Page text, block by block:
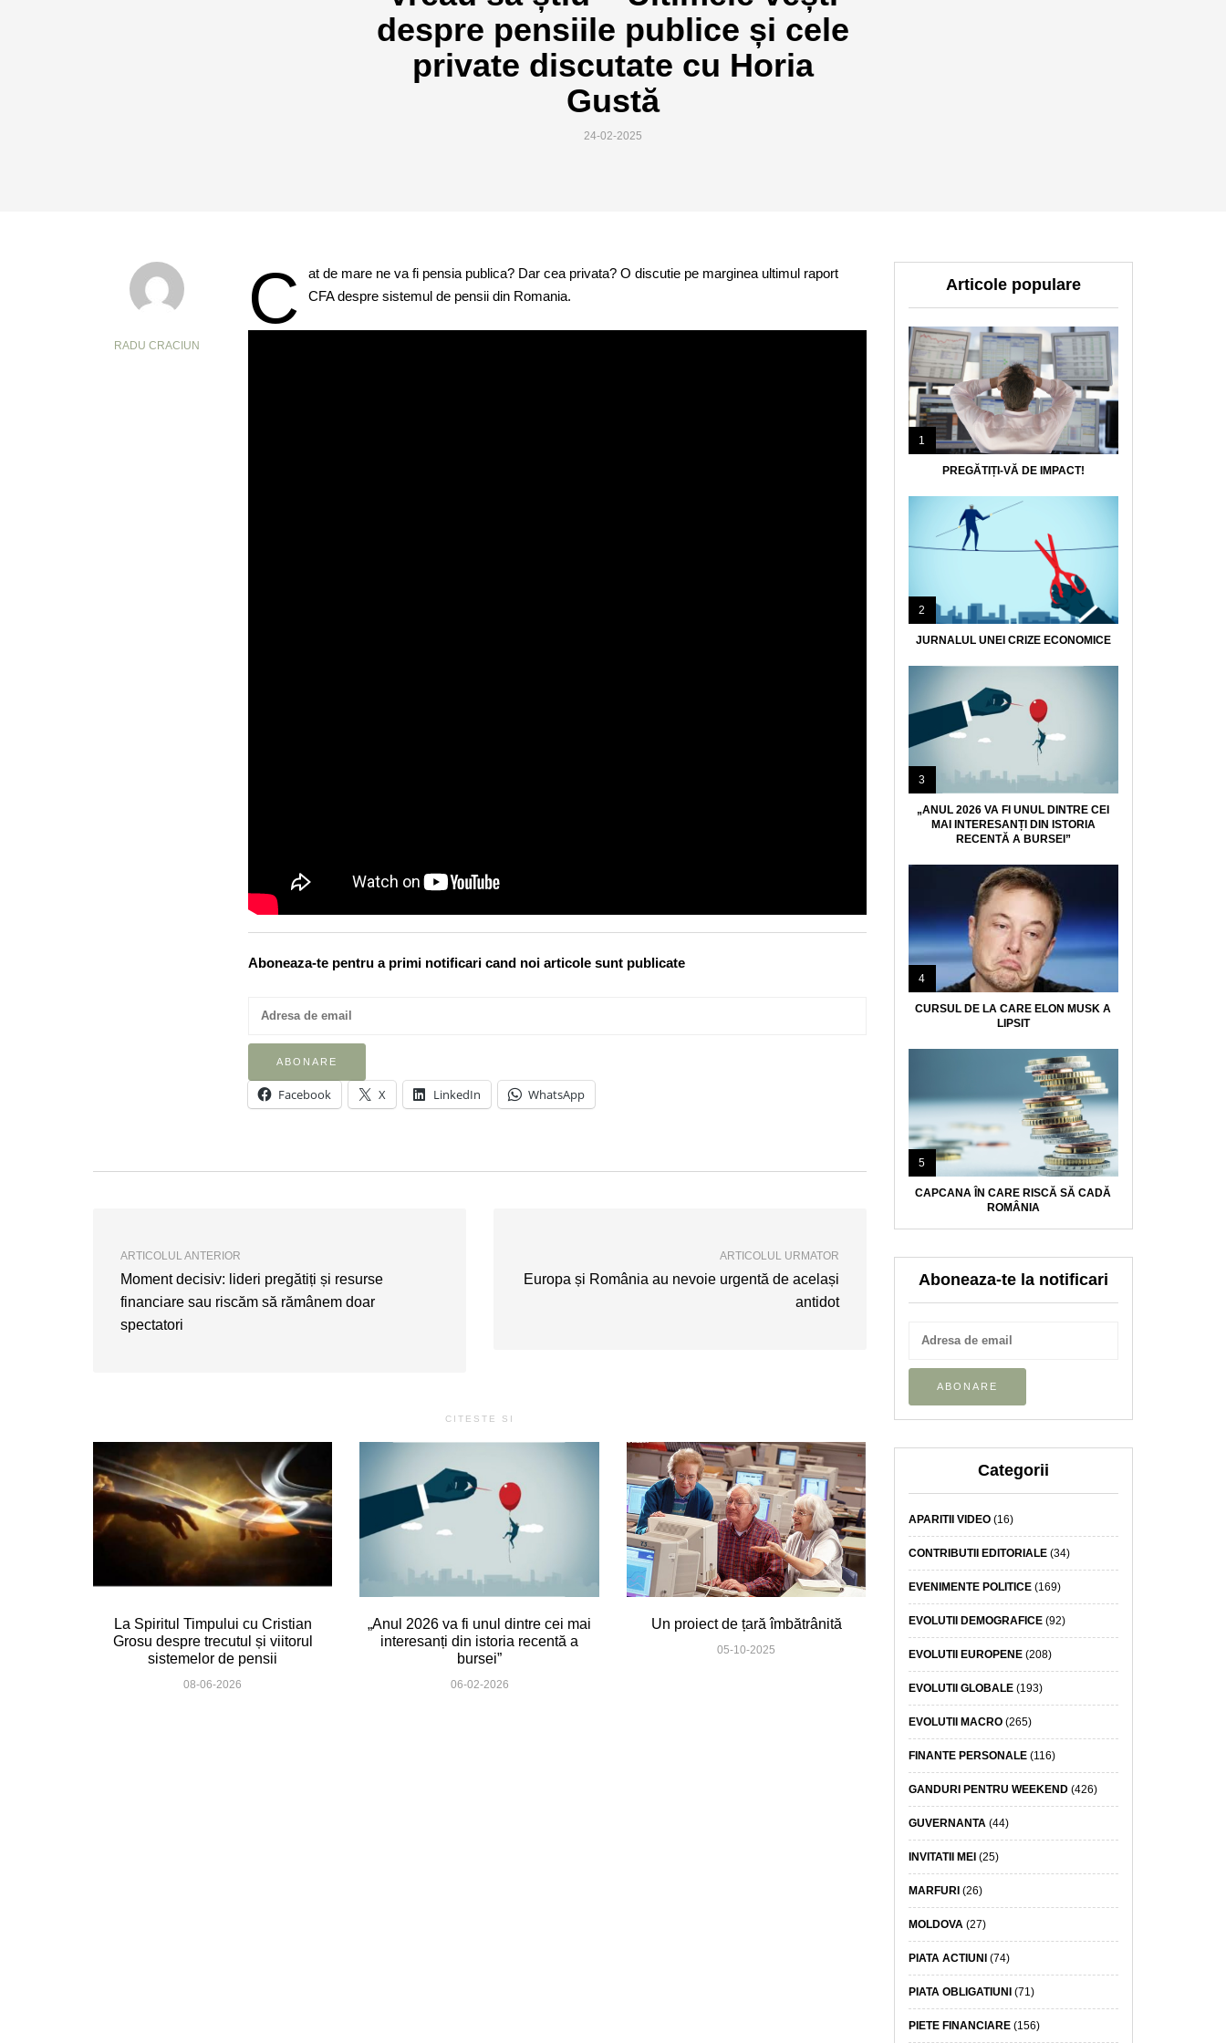
despre pensiile publice și cele
private discutate cu Horia
Gustă
24-02-2025
RADU CRACIUN
C
at de mare ne va fi pensia publica? Dar cea privata? O discutie pe marginea ultimul raport
CFA despre sistemul de pensii din Romania.
Aboneaza-te pentru a primi notificari cand noi articole sunt publicate
Facebook X LinkedIn WhatsApp
ARTICOLUL ANTERIOR
Moment decisiv: lideri pregătiți și resurse
financiare sau riscăm să rămânem doar
spectatori
ARTICOLUL URMATOR
Europa și România au nevoie urgentă de același
antidot
CITESTE SI
La Spiritul Timpului cu Cristian
Grosu despre trecutul și viitorul
sistemelor de pensii
08-06-2026
„Anul 2026 va fi unul dintre cei mai
interesanți din istoria recentă a
bursei”
06-02-2026
Un proiect de țară îmbătrânită
05-10-2025
Articole populare
1
PREGĂTIȚI-VĂ DE IMPACT!
2
JURNALUL UNEI CRIZE ECONOMICE
3
„ANUL 2026 VA FI UNUL DINTRE CEI
MAI INTERESANȚI DIN ISTORIA
RECENTĂ A BURSEI”
4
CURSUL DE LA CARE ELON MUSK A
LIPSIT
5
CAPCANA ÎN CARE RISCĂ SĂ CADĂ
ROMÂNIA
Aboneaza-te la notificari
Categorii
APARITII VIDEO(16)
CONTRIBUTII EDITORIALE(34)
EVENIMENTE POLITICE(169)
EVOLUTII DEMOGRAFICE(92)
EVOLUTII EUROPENE(208)
EVOLUTII GLOBALE(193)
EVOLUTII MACRO(265)
FINANTE PERSONALE(116)
GANDURI PENTRU WEEKEND(426)
GUVERNANTA (44)
INVITATII MEI(25)
MARFURI(26)
MOLDOVA (27)
PIATA ACTIUNI(74)
PIATA OBLIGATIUNI(71)
PIETE FINANCIARE(156)